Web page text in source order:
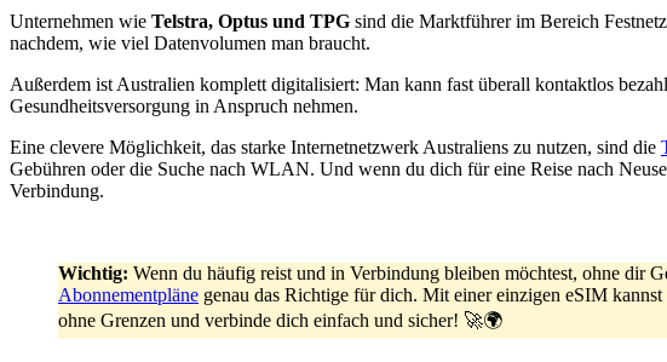
Unternehmen wie Telstra, Optus und TPG sind die Marktführer im Bereich
nachdem, wie viel Datenvolumen man braucht.
Außerdem ist Australien komplett digitalisiert: Man kann fast überall kontaktlos
Gesundheitsversorgung in Anspruch nehmen.
Eine clevere Möglichkeit, das starke Internetnetzwerk Australiens zu nutzen, sind die
Gebühren oder die Suche nach WLAN. Und wenn du dich für eine Reise nach
Verbindung.
Wichtig: Wenn du häufig reist und in Verbindung bleiben möchtest, ohne dir
Abonnementpläne genau das Richtige für dich. Mit einer einzigen eSIM
ohne Grenzen und verbinde dich einfach und sicher! 🚀🌍